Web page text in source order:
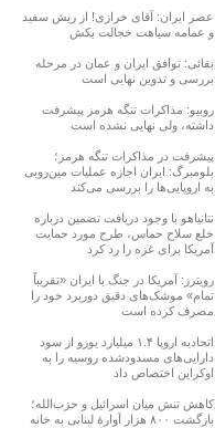
عصر ایران: آقای خرازی! از ریش سفید
و عمامه سیاهت خجالت بکش
بقائی: توافق ایران و عمان در مرحله
بررسی و تدوین نهایی است
روبیو: مذاکرات تنگه هرمز پیشرفت
داشته، ولی نهایی نشده است
پیشرفت در مذاکرات تنگه هرمز؛
بلومبرگ: ایران اجازه عملیات مین‌روبی
به اروپایی‌ها را بررسی می‌کند
نتانیاهو با وجود دریافت تضمین درباره
خلع سلاح حماس، طرح مورد حمایت
آمریکا برای غزه را رد کرد
رویترز: آمریکا در جنگ با ایران «تقریباً
تمام» موشک‌های دقیق دوربرد خود را
مصرف کرده است
اتحادیه اروپا ۱.۴ میلیارد یورو از سود
دارایی‌های مسدودشده روسیه را به
اوکراین ‏اختصاص داد
کاهش تنش میان اسرائیل و حزب‌الله؛
بازگشت ۸۰۰ هزار آوارۀ لبنانی به خانه‌